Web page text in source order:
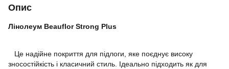
Опис
Лінолеум Beauflor Strong Plus
Це надійне покриття для підлоги, яке поєднує високу
зносостійкість і класичний стиль. Ідеально підходить як для